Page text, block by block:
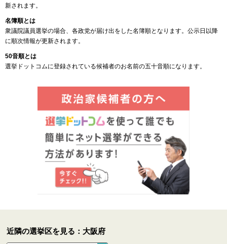
新されます。
名簿順とは
衆議院議員選挙の場合、各政党が届け出をした名簿順となります。公示日以降
に順次情報が更新されます。
50音順とは
選挙ドットコムに登録されている候補者のお名前の五十音順になります。
近隣の選挙区を見る：大阪府